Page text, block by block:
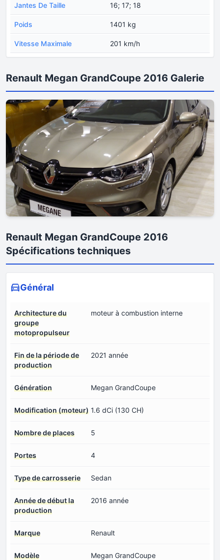
Jantes De Taille 16; 17; 18
Poids 1401 kg
Vitesse Maximale 201 km/h
Renault Megan GrandCoupe 2016 Galerie
Renault Megan GrandCoupe 2016
Spécifications techniques
Général
Architecture du
groupe
motopropulseur
moteur à combustion interne
Fin de la période de
production
2021 année
Génération Megan GrandCoupe
Modification (moteur) 1.6 dCi (130 CH)
Nombre de places 5
Portes 4
Type de carrosserie Sedan
Année de début la
production
2016 année
Marque Renault
Modèle Megan GrandCoupe